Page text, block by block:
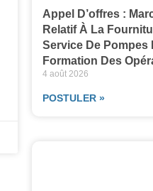
Appel D’offres :
Relatif À La
Service De Pompes
Formation Des
4 août 2026
POSTULER »